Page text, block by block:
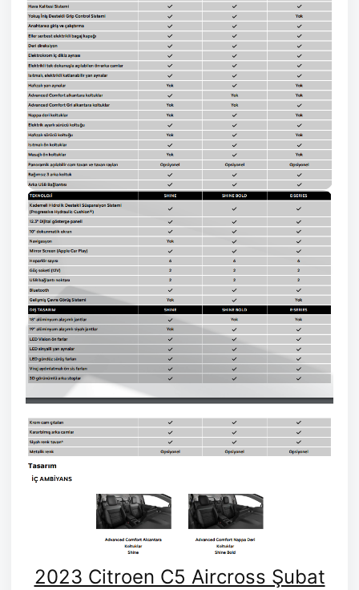
2023 Citroen C5 Aircross Şubat